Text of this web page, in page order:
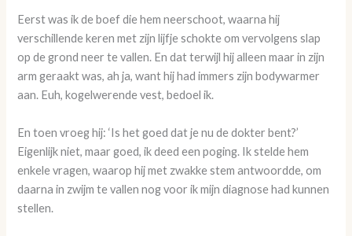
Eerst was ik de boef die hem neerschoot, waarna hij
verschillende keren met zijn lijfje schokte om vervolgens slap
op de grond neer te vallen. En dat terwijl hij alleen maar in zijn
arm geraakt was, ah ja, want hij had immers zijn bodywarmer
aan. Euh, kogelwerende vest, bedoel ik.
En toen vroeg hij: ‘Is het goed dat je nu de dokter bent?’
Eigenlijk niet, maar goed, ik deed een poging. Ik stelde hem
enkele vragen, waarop hij met zwakke stem antwoordde, om
daarna in zwijm te vallen nog voor ik mijn diagnose had kunnen
stellen.